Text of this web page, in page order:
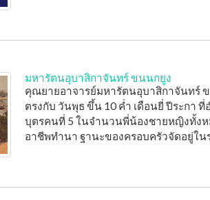
มหารัตนอุบาสิกาจันทร์ ขนนกยูง
คุณยายอาจารย์มหารัตนอุบาสิกาจันทร์ ข
ตรงกับ วันพุธ ขึ้น 10 ค่ำ เดือนยี่ ปีระกา
บุตรคนที่ 5 ในจำนวนพี่น้องชายหญิงทั้ง
อาชีพทำนา ฐานะของครอบครัวจัดอยู่ใน